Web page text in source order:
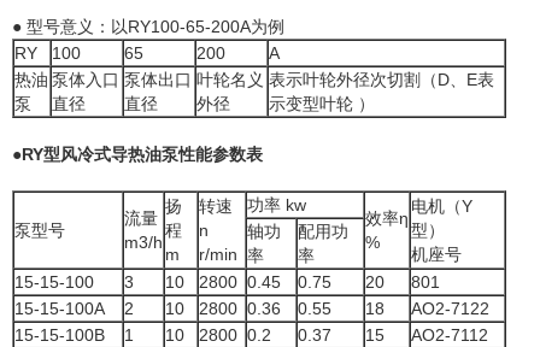
● 型号意义：以RY100-65-200A为例
RY
100 65 200
A
热油
泵
泵体入口
直径
泵体出口
直径
叶轮名义
外径
表示叶轮外径次切割（D、E表
示变型叶轮 ）
●RY型风冷式导热油泵性能参数表
泵型号
流量
m3/h
扬
程
m
转速
n
r/min
功率 kw
效率η
%
电机（Y
型）
机座号
轴功
率
配用功
率
15-15-100
3 10 2800 0.45 0.75 20
801
15-15-100A
2 10 2800 0.36 0.55 18
AO2-7122
15-15-100B
1 10 2800 0.2 0.37 15
AO2-7112